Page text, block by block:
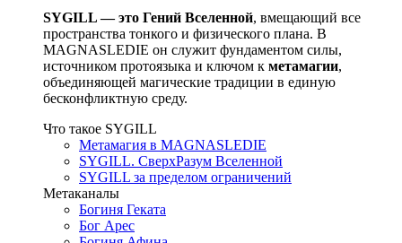
SYGILL — это Гений Вселенной, вмещающий все
пространства тонкого и физического плана. В
MAGNASLEDIE он служит фундаментом силы,
источником протоязыка и ключом к метамагии,
объединяющей магические традиции в единую
бесконфликтную среду.
Что такое SYGILL
Метамагия в MAGNASLEDIE
SYGILL. СверхРазум Вселенной
SYGILL за пределом ограничений
Метаканалы
Богиня Геката
Бог Арес